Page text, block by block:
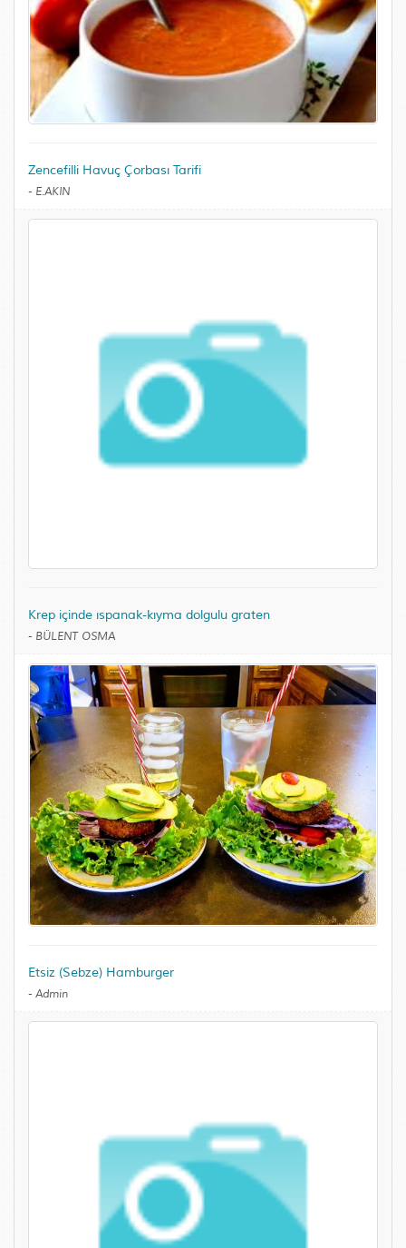
Zencefilli Havuç Çorbası Tarifi
- E.AKIN
Krep içinde ıspanak-kıyma dolgulu graten
- BÜLENT OSMA
Etsiz (Sebze) Hamburger
- Admin